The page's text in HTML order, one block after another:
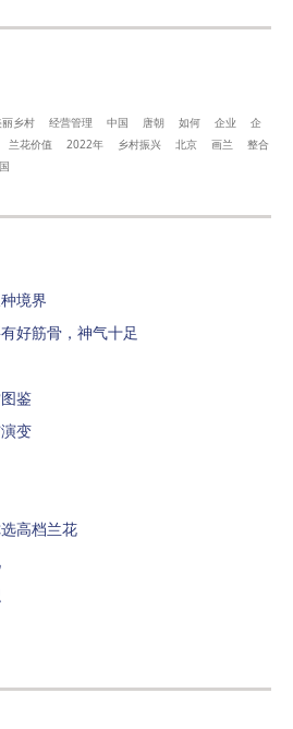
乡村 经营管理 中国 唐朝 如何 企业
企
兰花价值 2022年 乡村振兴 北京 画兰
整合
境界
好筋骨，神气十足
鉴
变
高档兰花